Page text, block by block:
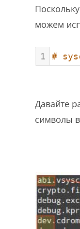
можем
1 #
Давайте
символы